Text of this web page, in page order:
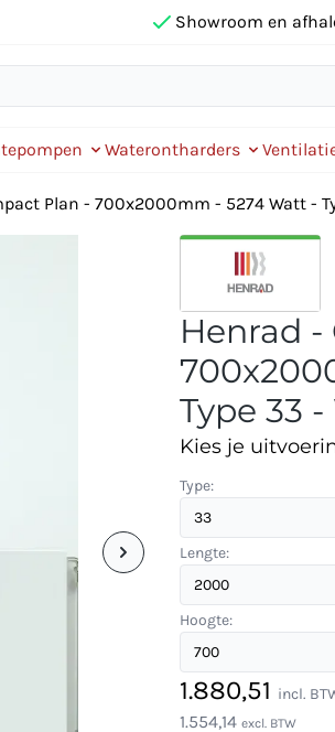
Showroom en
Waterontharders
Plan - 700x2000mm - 5274 Watt -
Henrad
Type 33
Kies je
Type:
Lengte:
Hoogte:
1.880,51 incl.
1.554,14 excl. BTW